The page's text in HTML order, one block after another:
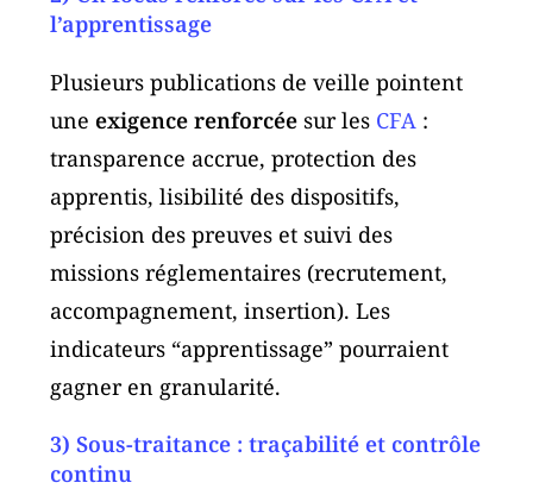
l’apprentissage
Plusieurs publications de veille pointent
une exigence renforcée sur les CFA :
transparence accrue, protection des
apprentis, lisibilité des dispositifs,
précision des preuves et suivi des
missions réglementaires (recrutement,
accompagnement, insertion). Les
indicateurs “apprentissage” pourraient
gagner en granularité.
3) Sous-traitance : traçabilité et contrôle
continu